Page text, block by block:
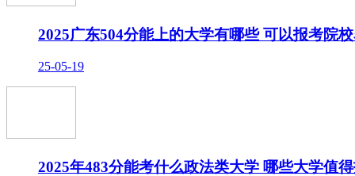
2025广东504分能上的大学有哪些 可以报考院
25-05-19
2025年483分能考什么政法类大学 哪些大学值